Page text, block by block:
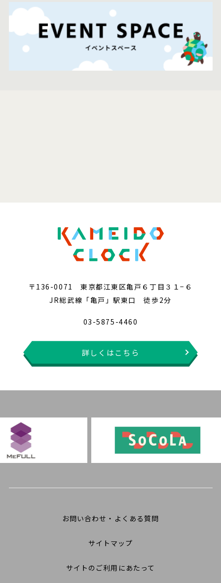
〒136-0071 東京都江東区亀戸６丁目３１−６
JR総武線「亀戸」駅東口 徒歩2分
03-5875-4460
詳しくはこちら
お問い合わせ・よくある質問
サイトマップ
サイトのご利用にあたって